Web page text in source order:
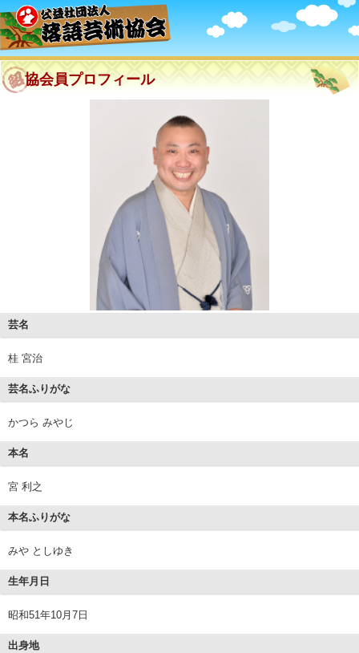
協会員プロフィール
芸名
桂 宮治
芸名ふりがな
かつら みやじ
本名
宮 利之
本名ふりがな
みや としゆき
生年月日
昭和51年10月7日
出身地